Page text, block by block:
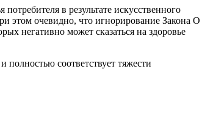
в результате искусственного
этом очевидно, что игнорирование Закона О
негативно может сказаться на здоровье
соответствует тяжести